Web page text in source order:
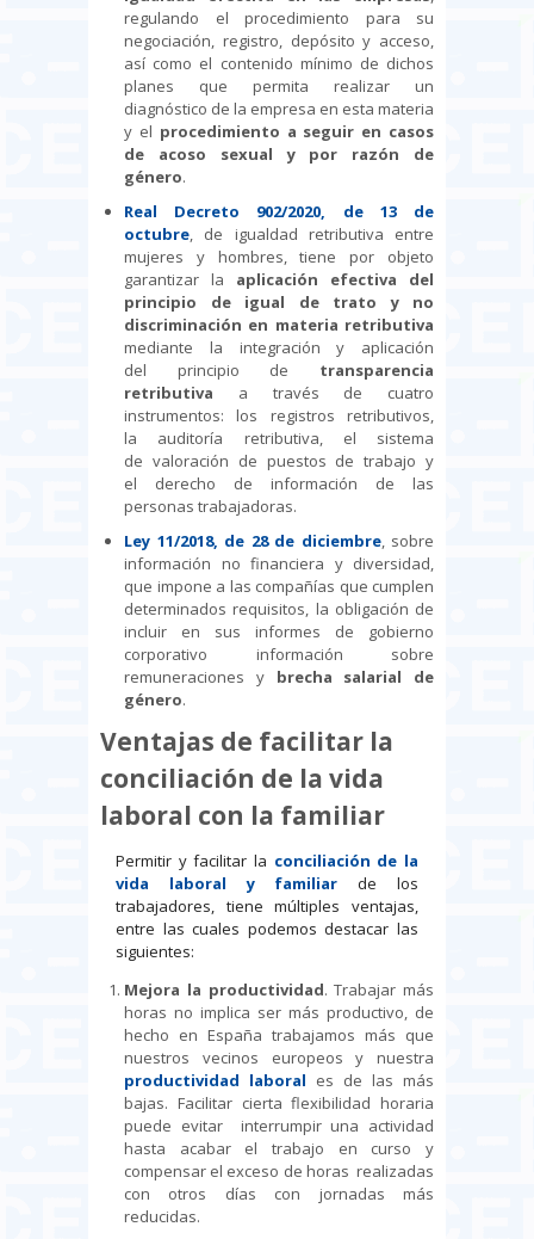
regulando el procedimiento para su
negociación, registro, depósito y acceso,
así como el contenido mínimo de dichos
planes que permita realizar un
diagnóstico de la empresa en esta materia
y el procedimiento a seguir en casos
de acoso sexual y por razón de
género.
Real Decreto 902/2020, de 13 de
octubre, de igualdad retributiva entre
mujeres y hombres, tiene por objeto
garantizar la aplicación efectiva del
principio de igual de trato y no
discriminación en materia retributiva
mediante la integración y aplicación
del principio de transparencia
retributiva a través de cuatro
instrumentos: los registros retributivos,
la auditoría retributiva, el sistema
de valoración de puestos de trabajo y
el derecho de información de las
personas trabajadoras.
Ley 11/2018, de 28 de diciembre, sobre
información no financiera y diversidad,
que impone a las compañías que cumplen
determinados requisitos, la obligación de
incluir en sus informes de gobierno
corporativo información sobre
remuneraciones y brecha salarial de
género.
Ventajas de facilitar la
conciliación de la vida
laboral con la familiar
Permitir y facilitar la conciliación de la
vida laboral y familiar de los
trabajadores, tiene múltiples ventajas,
entre las cuales podemos destacar las
siguientes:
Mejora la productividad. Trabajar más
horas no implica ser más productivo, de
hecho en España trabajamos más que
nuestros vecinos europeos y nuestra
productividad laboral es de las más
bajas. Facilitar cierta flexibilidad horaria
puede evitar interrumpir una actividad
hasta acabar el trabajo en curso y
compensar el exceso de horas realizadas
con otros días con jornadas más
reducidas.